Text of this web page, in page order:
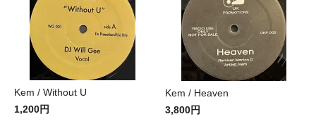
Kem / Without U
1,200円
Kem / Heaven
3,800円